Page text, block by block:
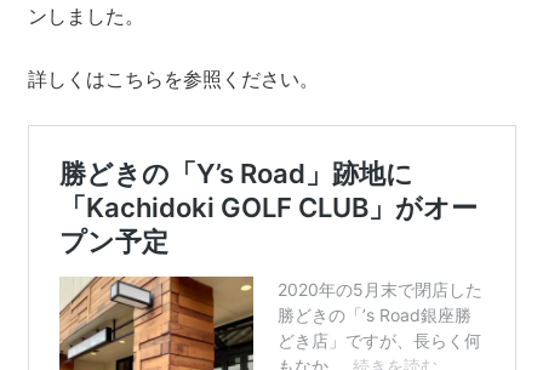
ンしました。
詳しくはこちらを参照ください。